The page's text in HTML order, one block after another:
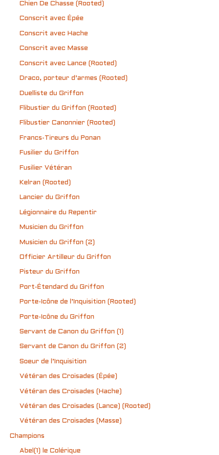
Chien De Chasse (Rooted)
Conscrit avec Épée
Conscrit avec Hache
Conscrit avec Masse
Conscrit avec Lance (Rooted)
Draco, porteur d’armes (Rooted)
Duelliste du Griffon
Flibustier du Griffon (Rooted)
Flibustier Canonnier (Rooted)
Francs-Tireurs du Ponan
Fusilier du Griffon
Fusilier Vétéran
Kelran (Rooted)
Lancier du Griffon
Légionnaire du Repentir
Musicien du Griffon
Musicien du Griffon (2)
Officier Artilleur du Griffon
Pisteur du Griffon
Port-Étendard du Griffon
Porte-Icône de l’Inquisition (Rooted)
Porte-Icône du Griffon
Servant de Canon du Griffon (1)
Servant de Canon du Griffon (2)
Soeur de l’Inquisition
Vétéran des Croisades (Épée)
Vétéran des Croisades (Hache)
Vétéran des Croisades (Lance) (Rooted)
Vétéran des Croisades (Masse)
Champions
Abel(1) le Colérique